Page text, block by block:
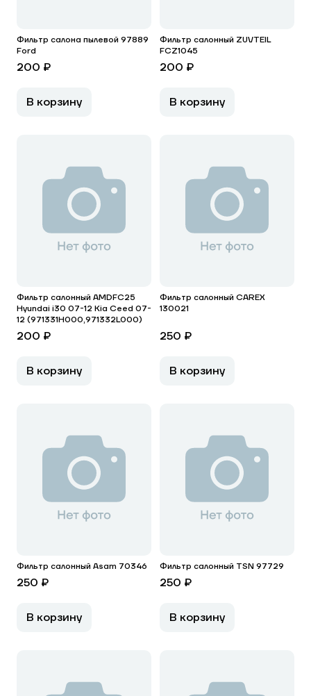
Фильтр салона пылевой 97889
Ford
200 ₽
В корзину
Фильтр салонный ZUVTEIL
FCZ1045
200 ₽
В корзину
Фильтр салонный AMDFC25
Hyundai i30 07-12 Kia Ceed 07-
12 (971331H000,971332L000)
200 ₽
В корзину
Фильтр салонный CAREX
130021
250 ₽
В корзину
Фильтр салонный Asam 70346
250 ₽
В корзину
Фильтр салонный TSN 97729
250 ₽
В корзину